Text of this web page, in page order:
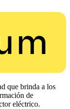
que brinda a los
de
eléctrico.